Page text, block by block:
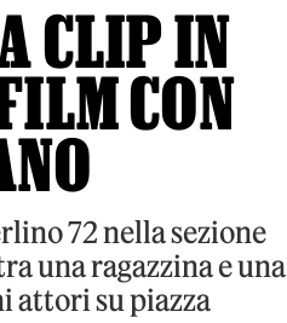
CLIP IN
CON
72 nella sezione
una ragazzina e una
attori su piazza